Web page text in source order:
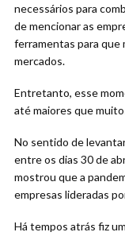
necessários para
de mencionar as
ferramentas para que
mercados.
Entretanto, esse
até maiores que
No sentido de
entre os dias 30 de
mostrou que a
empresas lideradas
Há tempos atrás fiz